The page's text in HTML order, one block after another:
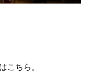
こちら。